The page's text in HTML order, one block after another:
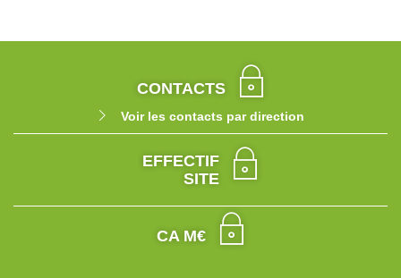
CONTACTS
Voir les contacts par direction
EFFECTIF
SITE
CA M€